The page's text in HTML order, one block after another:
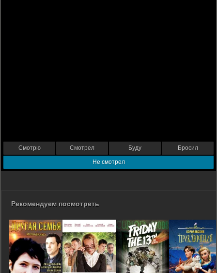
Смотрю Смотрел Буду Бросил
Не смотрел
Рекомендуем посмотреть